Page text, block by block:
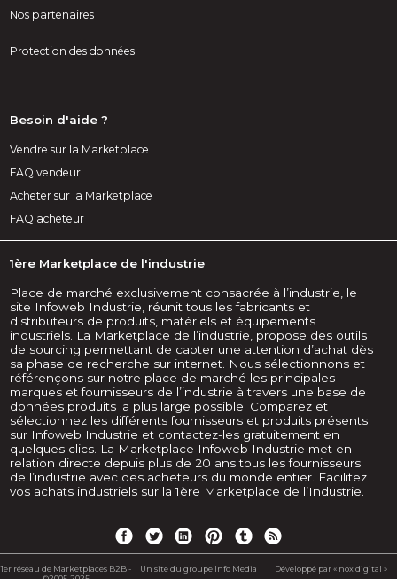
Nos partenaires
Protection des données
Besoin d'aide ?
Vendre sur la Marketplace
FAQ vendeur
Acheter sur la Marketplace
FAQ acheteur
1ère Marketplace de l'industrie
Place de marché exclusivement consacrée à l’industrie, le
site Infoweb Industrie, réunit tous les fabricants et
distributeurs de produits, matériels et équipements
industriels. La Marketplace de l’industrie, propose des outils
de sourcing permettant de capter une attention d’achat dès
sa phase de recherche sur internet. Nous sélectionnons et
référençons sur notre place de marché les principales
marques et fournisseurs de l’industrie à travers une base de
données produits la plus large possible. Comparez et
sélectionnez les différents fournisseurs et produits présents
sur Infoweb Industrie et contactez-les gratuitement en
quelques clics. La Marketplace Infoweb Industrie met en
relation directe depuis plus de 20 ans tous les fournisseurs
de l’industrie avec des acheteurs du monde entier. Facilitez
vos achats industriels sur la 1ère Marketplace de l’Industrie.
1er réseau de Marketplaces B2B -
Un site du groupe Info Media Développé par « nox digital »